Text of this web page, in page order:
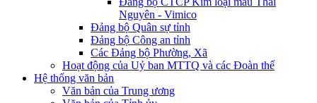
Nguyên - Vimico
Đảng bộ Quân sự tỉnh
Đảng bộ Công an tỉnh
Các Đảng bộ Phường, Xã
Hoạt động của Uỷ ban MTTQ và các Đoàn thể
Hệ thống văn bản
Văn bản của Trung ương